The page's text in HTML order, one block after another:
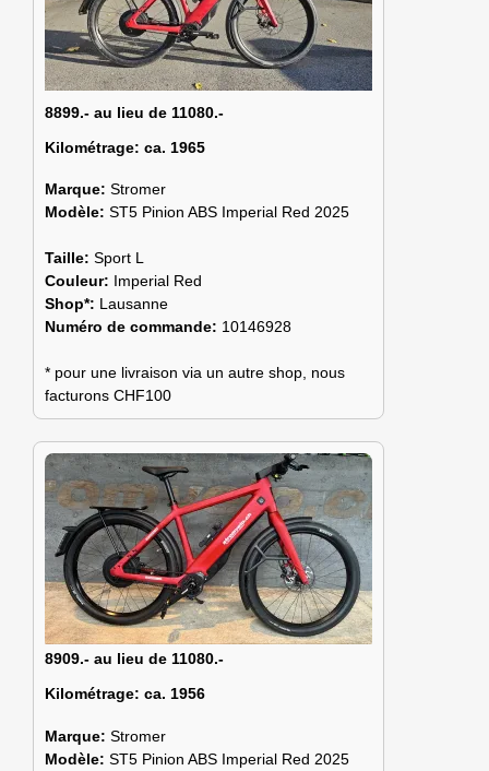
8899.- au lieu de 11080.-
Kilométrage: ca. 1965
Marque: Stromer
Modèle: ST5 Pinion ABS Imperial Red 2025
Taille: Sport L
Couleur: Imperial Red
Shop*: Lausanne
Numéro de commande: 10146928
* pour une livraison via un autre shop, nous
facturons CHF100
8909.- au lieu de 11080.-
Kilométrage: ca. 1956
Marque: Stromer
Modèle: ST5 Pinion ABS Imperial Red 2025